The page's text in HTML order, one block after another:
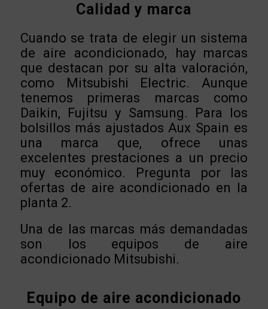
Calidad y marca
Cuando se trata de elegir un sistema
de aire acondicionado, hay marcas
que destacan por su alta valoración,
como Mitsubishi Electric. Aunque
tenemos primeras marcas como
Daikin, Fujitsu y Samsung. Para los
bolsillos más ajustados Aux Spain es
una marca que, ofrece unas
excelentes prestaciones a un precio
muy económico. Pregunta por las
ofertas de aire acondicionado en la
planta 2.
Una de las marcas más demandadas
son los equipos de aire
acondicionado Mitsubishi.
Equipo de aire acondicionado